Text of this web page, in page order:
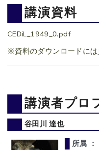
講演資料
CEDiL_1949_0.pdf
※資料のダウンロードには
講演者プロ
谷田川 達也
所属 ：